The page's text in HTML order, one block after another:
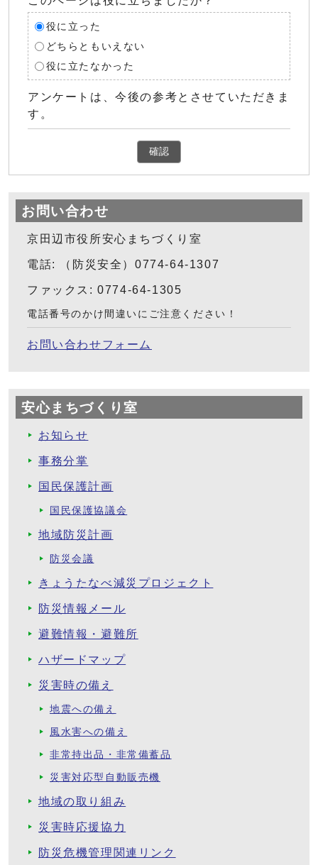
役に立った
どちらともいえない
役に立たなかった
アンケートは、今後の参考とさせていただきま
す。
確認
お問い合わせ
京田辺市役所安心まちづくり室
電話: （防災安全）0774-64-1307
ファックス: 0774-64-1305
電話番号のかけ間違いにご注意ください！
お問い合わせフォーム
安心まちづくり室
お知らせ
事務分掌
国民保護計画
国民保護協議会
地域防災計画
防災会議
きょうたなべ減災プロジェクト
防災情報メール
避難情報・避難所
ハザードマップ
災害時の備え
地震への備え
風水害への備え
非常持出品・非常備蓄品
災害対応型自動販売機
地域の取り組み
災害時応援協力
防災危機管理関連リンク